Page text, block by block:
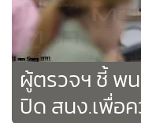
ผู้ตรวจฯ ชี้ พ
ปิด สนง.เพื่อ